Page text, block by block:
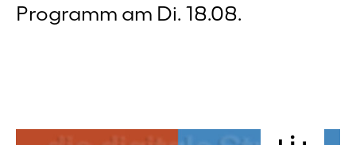
Programm am Di. 18.08.